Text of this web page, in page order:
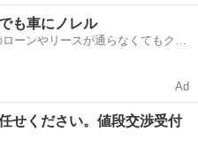
度ご連絡ください 急な出費、引
く安くお客様に寄り添って工
取り付け
も車にノレル
ーンやリースが通らなくてもクル
Ad
せください。値段交渉受付